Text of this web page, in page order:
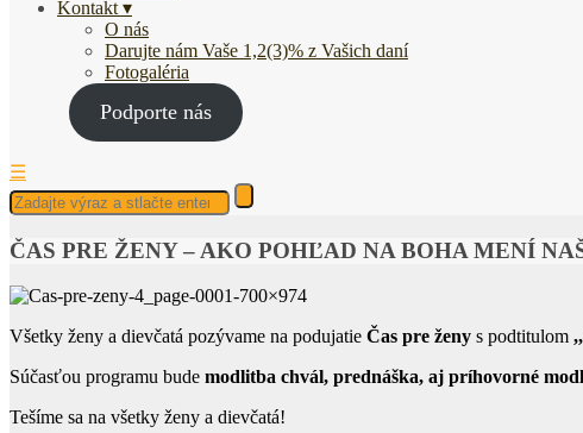
Kontakt
O nás
Darujte nám Vaše 1,2(3)% z Vašich daní
Fotogaléria
Podporte nás
☰
ČAS PRE ŽENY – AKO POHĽAD NA BOHA MENÍ
Všetky ženy a dievčatá pozývame na podujatie Čas pre ženy s podtitulom
Súčasťou programu bude modlitba chvál, prednáška, aj príhovorné
Tešíme sa na všetky ženy a dievčatá!